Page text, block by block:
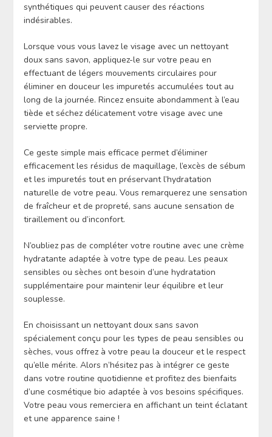
synthétiques qui peuvent causer des réactions
indésirables.
Lorsque vous vous lavez le visage avec un nettoyant
doux sans savon, appliquez-le sur votre peau en
effectuant de légers mouvements circulaires pour
éliminer en douceur les impuretés accumulées tout au
long de la journée. Rincez ensuite abondamment à l’eau
tiède et séchez délicatement votre visage avec une
serviette propre.
Ce geste simple mais efficace permet d’éliminer
efficacement les résidus de maquillage, l’excès de sébum
et les impuretés tout en préservant l’hydratation
naturelle de votre peau. Vous remarquerez une sensation
de fraîcheur et de propreté, sans aucune sensation de
tiraillement ou d’inconfort.
N’oubliez pas de compléter votre routine avec une crème
hydratante adaptée à votre type de peau. Les peaux
sensibles ou sèches ont besoin d’une hydratation
supplémentaire pour maintenir leur équilibre et leur
souplesse.
En choisissant un nettoyant doux sans savon
spécialement conçu pour les types de peau sensibles ou
sèches, vous offrez à votre peau la douceur et le respect
qu’elle mérite. Alors n’hésitez pas à intégrer ce geste
dans votre routine quotidienne et profitez des bienfaits
d’une cosmétique bio adaptée à vos besoins spécifiques.
Votre peau vous remerciera en affichant un teint éclatant
et une apparence saine !